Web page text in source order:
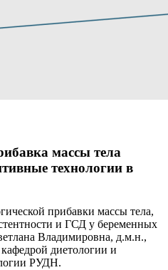
массы тела
технологии в
прибавки массы тела,
и ГСД у беременных
Владимировна, д.м.н.,
диетологии и
РУДН.